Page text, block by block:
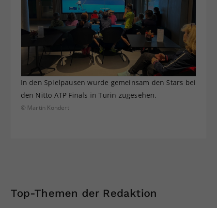
In den Spielpausen wurde gemeinsam den Stars bei
den Nitto ATP Finals in Turin zugesehen.
© Martin Kondert
Top-Themen der Redaktion